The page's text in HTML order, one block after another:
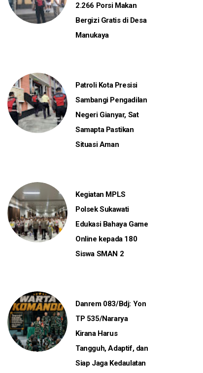
2.266 Porsi Makan
Bergizi Gratis di Desa
Manukaya
Patroli Kota Presisi
Sambangi Pengadilan
Negeri Gianyar, Sat
Samapta Pastikan
Situasi Aman
Kegiatan MPLS
Polsek Sukawati
Edukasi Bahaya Game
Online kepada 180
Siswa SMAN 2
Danrem 083/Bdj: Yon
TP 535/Nararya
Kirana Harus
Tangguh, Adaptif, dan
Siap Jaga Kedaulatan